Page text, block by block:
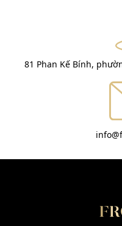
81 Phan Kế Bính,